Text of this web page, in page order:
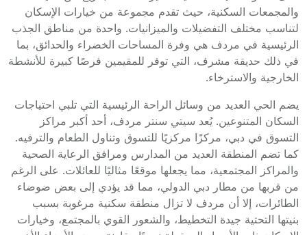
والمجمعات السكنية، حيث تقدم مجموعة من خيارات الإسكان
لتناسب مختلف التفضيلات والميزانيات. واحدة من مناطق الجذب
الرئيسية في مردف هي وفرة المساحات الخضراء والحدائق، بما
في ذلك حديقة مشرف، التي توفر للمقيمين فرصًا كبيرة للأنشطة
الخارجية والاسترخاء.
يضم الحي العديد من وسائل الراحة الرئيسية التي تلبي احتياجات
السكان المتنوعين. يُعد سيتي سنتر مردف، أحد أكبر مراكز
التسوق في دبي، مركزًا مركزيًا للتسوق وتناول الطعام والترفيه.
كما تضم المنطقة العديد من المدارس ومرافق الرعاية الصحية
والمراكز المجتمعية، مما يجعلها موقعًا مثاليًا للعائلات. على الرغم
من قربها من مطار دبي الدولي، مما قد يؤدي إلى بعض ضوضاء
الطائرات، إلا أن مردف لا تزال منطقة سكنية مرغوبة بسبب
بنيتها التحتية جيدة التخطيط، والشعور القوي بالمجتمع، وخيارات